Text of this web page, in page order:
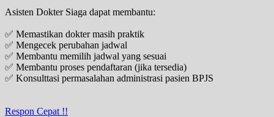
Asisten Dokter Siaga dapat membantu:
✅ Memastikan dokter masih praktik
✅ Mengecek perubahan jadwal
✅ Membantu memilih jadwal yang sesuai
✅ Membantu proses pendaftaran (jika tersedia)
✅ Konsulttasi permasalahan administrasi pasien BPJS
Respon Cepat !!